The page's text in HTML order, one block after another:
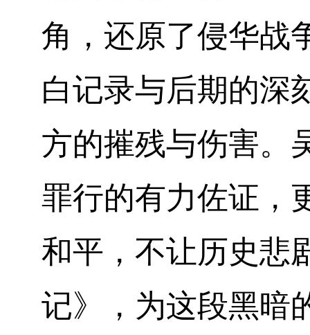
角，还原了侵华战
白记录与后期的深
方的摧残与伤害。
罪行的有力佐证，
和平，不让历史悲
记》，为这段黑暗